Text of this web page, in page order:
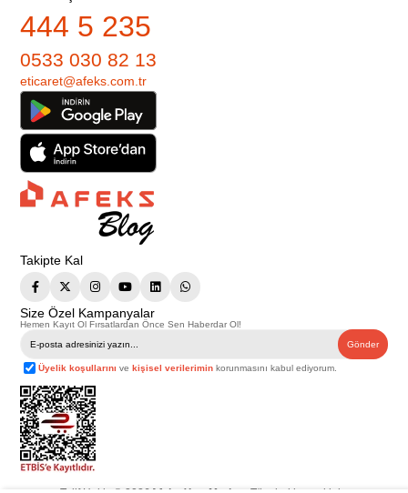
444 5 235
0533 030 82 13
eticaret@afeks.com.tr
Takipte Kal
Size Özel Kampanyalar
Hemen Kayıt Ol Fırsatlardan Önce Sen Haberdar Ol!
Gönder
Üyelik koşullarını vekişisel verilerimin korunmasını kabul ediyorum.